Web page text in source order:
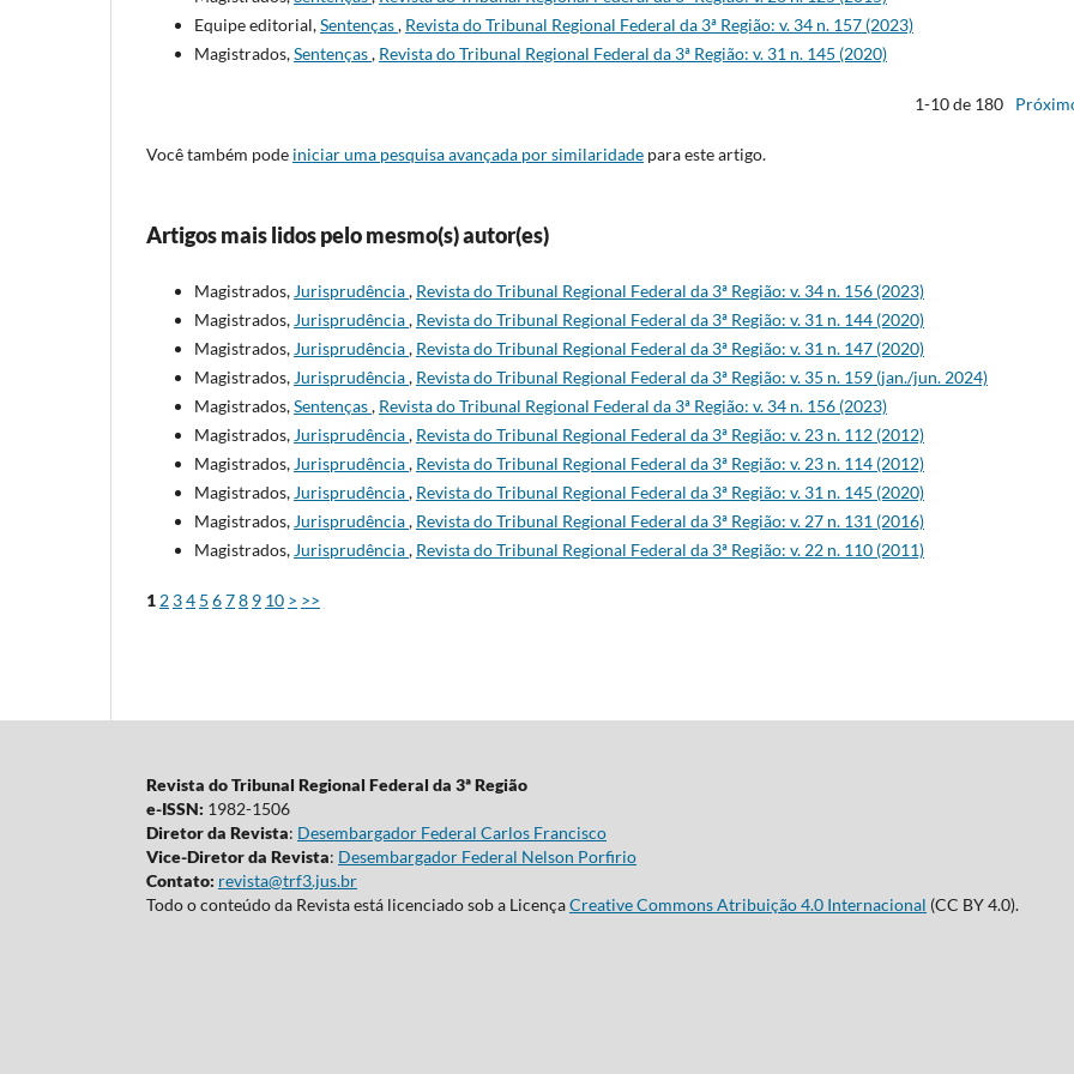
Equipe editorial,Sentenças, Revista do Tribunal Regional Federal da 3ª Região: v. 34 n. 157 (2023)
Magistrados,Sentenças, Revista do Tribunal Regional Federal da 3ª Região: v. 31 n. 145 (2020)
1-10 de 180
Você também pode iniciar uma pesquisa avançada por similaridade para este artigo.
Artigos mais lidos pelo mesmo(s) autor(es)
Magistrados, Jurisprudência, Revista do Tribunal Regional Federal da 3ª Região: v. 34 n. 156 (2023)
Magistrados, Jurisprudência, Revista do Tribunal Regional Federal da 3ª Região: v. 31 n. 144 (2020)
Magistrados, Jurisprudência, Revista do Tribunal Regional Federal da 3ª Região: v. 31 n. 147 (2020)
Magistrados, Jurisprudência, Revista do Tribunal Regional Federal da 3ª Região: v. 35 n. 159 (jan./jun. 2024)
Magistrados,Sentenças, Revista do Tribunal Regional Federal da 3ª Região: v. 34 n. 156 (2023)
Magistrados, Jurisprudência, Revista do Tribunal Regional Federal da 3ª Região: v. 23 n. 112 (2012)
Magistrados, Jurisprudência, Revista do Tribunal Regional Federal da 3ª Região: v. 23 n. 114 (2012)
Magistrados, Jurisprudência, Revista do Tribunal Regional Federal da 3ª Região: v. 31 n. 145 (2020)
Magistrados, Jurisprudência, Revista do Tribunal Regional Federal da 3ª Região: v. 27 n. 131 (2016)
Magistrados, Jurisprudência, Revista do Tribunal Regional Federal da 3ª Região: v. 22 n. 110 (2011)
1 2 34 5 678 9 10 > >>
Revista do Tribunal Regional Federal da 3ª Região
e-ISSN: 1982-1506
Diretor da Revista: Desembargador Federal Carlos Francisco
Vice-Diretor da Revista: Desembargador Federal Nelson Porfirio
Contato: revista@trf3.jus.br
Todo o conteúdo da Revista está licenciado sob a LicençaCreative Commons Atribuição 4.0 Internacional (CC BY 4.0).